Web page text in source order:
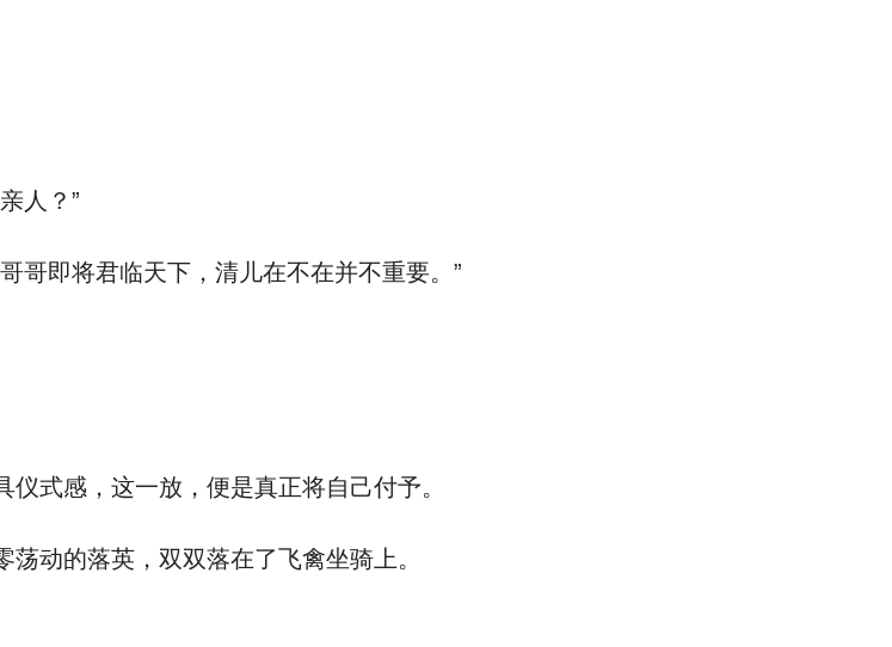
人？”
即将君临天下，清儿在不在并不重要。”
式感，这一放，便是真正将自己付予。
动的落英，双双落在了飞禽坐骑上。